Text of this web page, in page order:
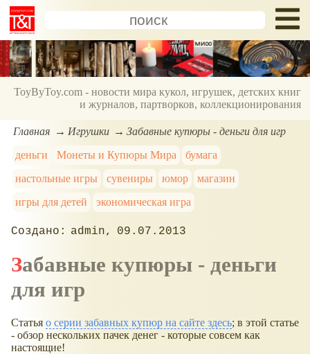
ToyByToy.com - новости мира кукол, игрушек, детских книг
и журналов, партворков, коллекционирования
Главная Игрушки
Забавные купюры - деньги для игр
деньги
Монеты и Купюры Мира
бумага
настольные игры
сувениры юмор
магазин
игры для детей
экономическая игра
admin 09.07.2013
Забавные купюры - деньги
для игр
Статья о серии забавных купюр на сайте здесь; в этой статье
- обзор нескольких пачек денег - которые совсем как
настоящие!